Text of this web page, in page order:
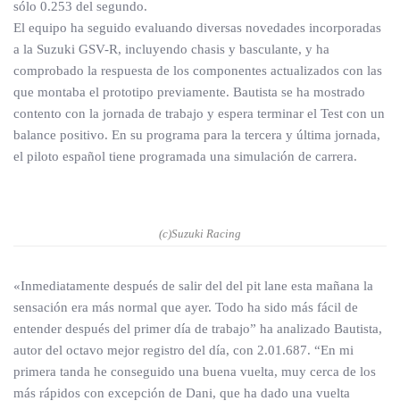
sólo 0.253 del segundo.
El equipo ha seguido evaluando diversas novedades incorporadas
a la Suzuki GSV-R, incluyendo chasis y basculante, y ha
comprobado la respuesta de los componentes actualizados con las
que montaba el prototipo previamente. Bautista se ha mostrado
contento con la jornada de trabajo y espera terminar el Test con un
balance positivo. En su programa para la tercera y última jornada,
el piloto español tiene programada una simulación de carrera.
(c)Suzuki Racing
«Inmediatamente después de salir del del pit lane esta mañana la
sensación era más normal que ayer. Todo ha sido más fácil de
entender después del primer día de trabajo” ha analizado Bautista,
autor del octavo mejor registro del día, con 2.01.687. “En mi
primera tanda he conseguido una buena vuelta, muy cerca de los
más rápidos con excepción de Dani, que ha dado una vuelta